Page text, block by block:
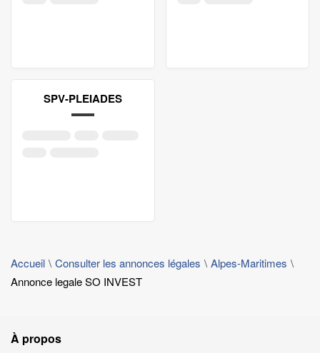
SPV-PLEIADES
Accueil Consulter les annonces légales
Alpes-Maritimes
Annonce legale SO INVEST
À propos